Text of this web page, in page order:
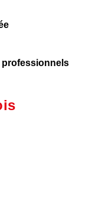
professionnels